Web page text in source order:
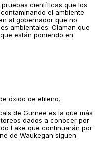
científicas que los
el ambiente
al gobernador que no
ambientales. Claman que
están poniendo en
óxido de etileno.
de Gurnee es la que más
dados a conocer por
Lake que continuarán por
de Waukegan siguen